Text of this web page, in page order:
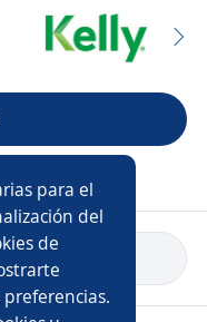
para el
del
de